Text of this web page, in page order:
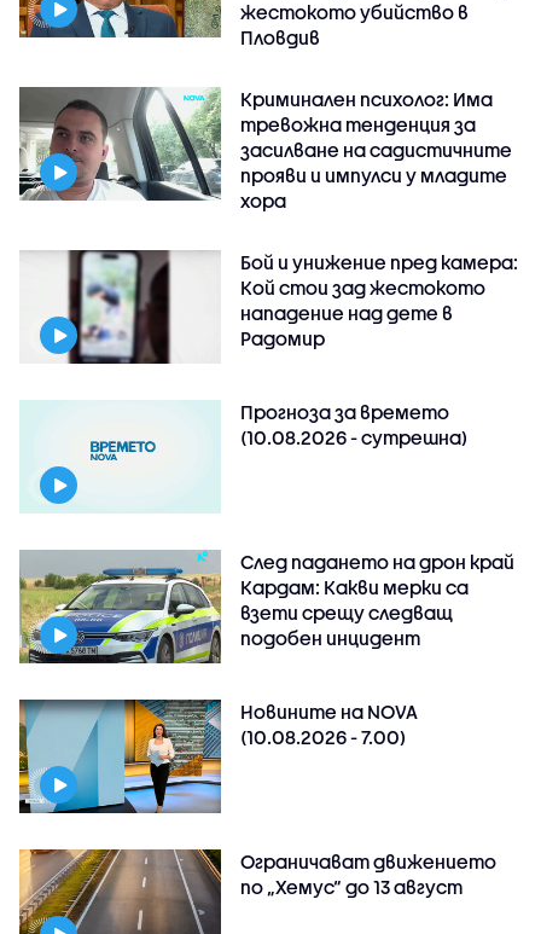
жестокото убийство в
Пловдив
Криминален психолог: Има
тревожна тенденция за
засилване на садистичните
прояви и импулси у младите
хора
Бой и унижение пред камера:
Кой стои зад жестокото
нападение над дете в
Радомир
Прогноза за времето
(10.08.2026 - сутрешна)
След падането на дрон край
Кардам: Какви мерки са
взети срещу следващ
подобен инцидент
Новините на NOVA
(10.08.2026 - 7.00)
Ограничават движението
по „Хемус“ до 13 август